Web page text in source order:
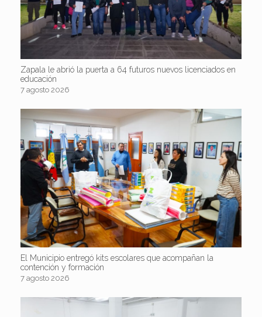
Zapala le abrió la puerta a 64 futuros nuevos licenciados en
educación
7 agosto 2026
El Municipio entregó kits escolares que acompañan la
contención y formación
7 agosto 2026